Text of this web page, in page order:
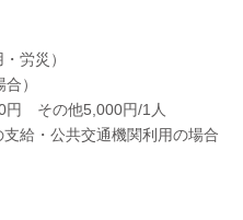
労災）
）
円 その他5,000円/1人
給・公共交通機関利用の場合